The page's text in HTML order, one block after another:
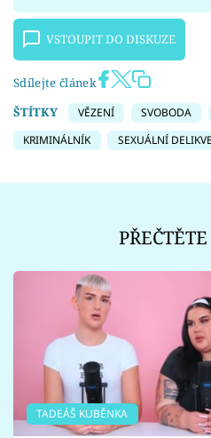
VSTOUPIT DO DISKUZE
Sdílejte článek
ŠTÍTKY
VĚZENÍ SVOBODA
KRIMINÁLNÍK
SEXUÁLNÍ
TADEÁŠ KUBĚNKA